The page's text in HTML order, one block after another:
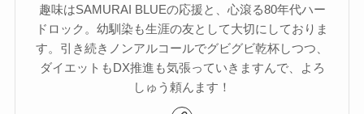
趣味はSAMURAI BLUEの応援と、心滾る80年代ハー
ドロック。幼馴染も生涯の友として大切にしておりま
す。引き続きノンアルコールでグビグビ乾杯しつつ、
ダイエットもDX推進も気張っていきますんで、よろ
しゅう頼んます！